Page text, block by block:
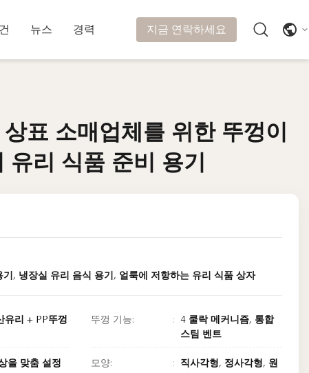
뉴스 경력 지금 연락하세요
표 소매업체를 위한 뚜껑이
유리 식품 준비 용기
표 소매업체를 위한 뚜껑이
유리 식품 준비 용기
, 냉장실 유리 음식 용기 , 얼룩에 저항하는 유리 식품 상자
유리 + PP뚜껑 뚜껑 기능:
4 쿨락 메커니즘, 통합
스팀 벤트
을 맞춤 설정
모양:
직사각형, 정사각형, 원